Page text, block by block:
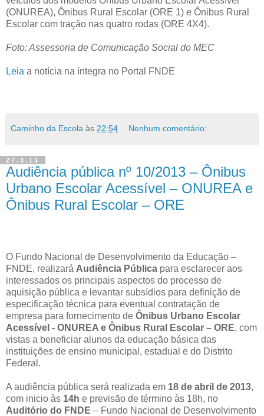
(ONUREA), Ônibus Rural Escolar (ORE 1) e Ônibus Rural
Escolar com tração nas quatro rodas (ORE 4X4).
Foto: Assessoria de Comunicação Social do MEC
Leia a notícia na íntegra no Portal FNDE
Caminho da Escola às 22:54 Nenhum comentário:
27.3.13
Audiência pública nº 10/2013 – Ônibus
Urbano Escolar Acessível – ONUREA e
Ônibus Rural Escolar – ORE
O Fundo Nacional de Desenvolvimento da Educação –
FNDE, realizará Audiência Pública para esclarecer aos
interessados os principais aspectos do processo de
aquisição pública e levantar subsídios para definição de
especificação técnica para eventual contratação de
empresa para fornecimento de Ônibus Urbano Escolar
Acessível - ONUREA e Ônibus Rural Escolar – ORE, com
vistas a beneficiar alunos da educação básica das
instituições de ensino municipal, estadual e do Distrito
Federal.
A audiência pública será realizada em 18 de abril de 2013,
com inicio às 14h e previsão de término às 18h, no
Auditório do FNDE – Fundo Nacional de Desenvolvimento